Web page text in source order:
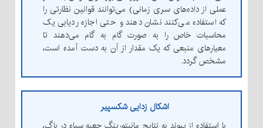
عملی از داده‌های سری زمانی) می‌توانند قوانین نظارتی را
که استفاده می‌کنند نشان دهند و حتی اجازه ردیابی یک
محاسبات خاص را به صورت گام به گام می‌دهند تا
معیارهای منبعی که یک مقدار از آن به دست آمده است،
مشخص گردد.
اشکال زدایی شکسپیر